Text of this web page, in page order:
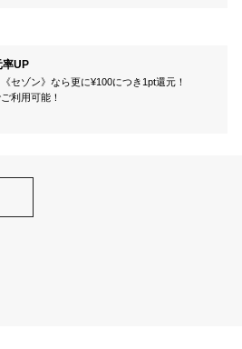
率UP
セゾン》なら更に¥100につき1pt還元！
利用可能！